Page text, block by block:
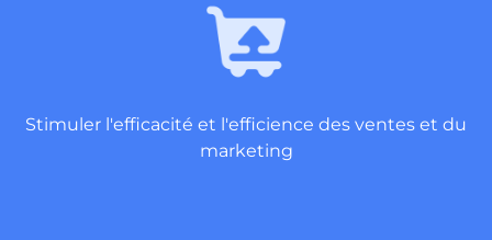
Stimuler l'efficacité et l'efficience des ventes et du
marketing